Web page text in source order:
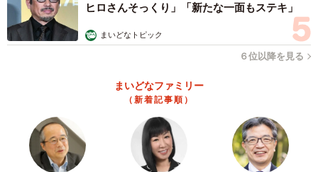
3/6
京都府の女性と交流のあった保護ボランティアグループによると、かつ
ては「Aさん」は熱心で真面目なボランティアの一人だった（イメージ画
10年ほど前は…熱心な真面目なボランティアだっ
一方、10年以上前から京都府の女性とともに保護活動を通
じて交流していたという保護ボランティアグループの存在
ヒロさんそっくり」「新たな一面もステキ」
まいどなトピック
６位以降を見る
まいどなファミリー
（新着記事順）